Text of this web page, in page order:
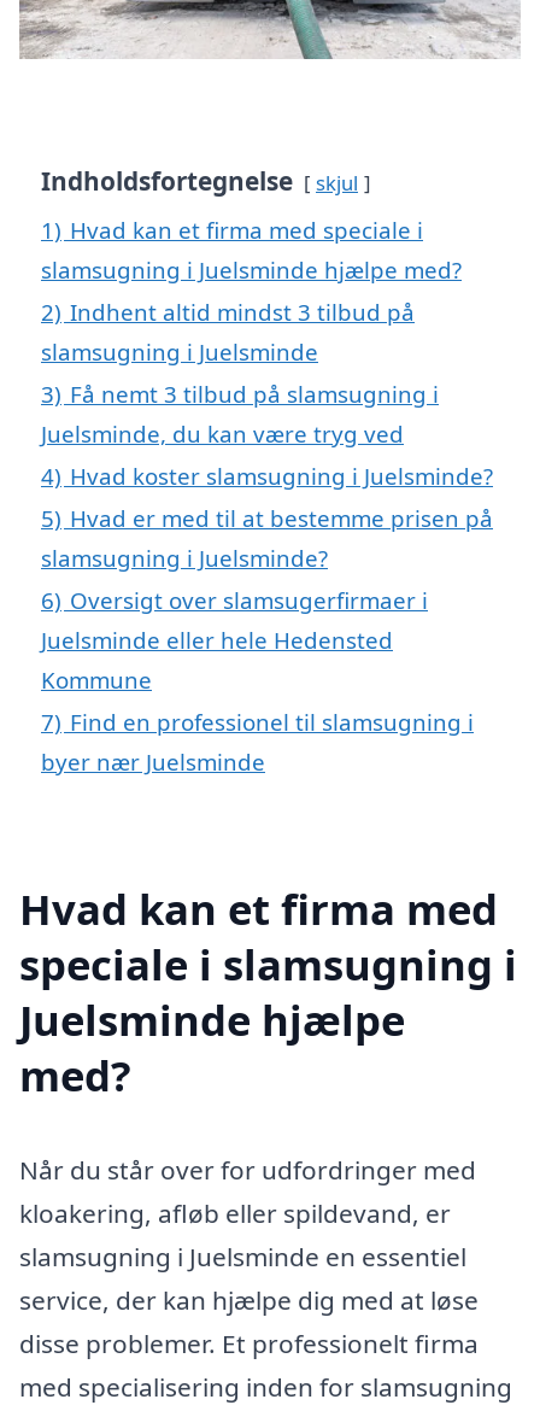
Indholdsfortegnelse skjul
1) Hvad kan et firma med speciale i
slamsugning i Juelsminde hjælpe med?
2) Indhent altid mindst 3 tilbud på
slamsugning i Juelsminde
3) Få nemt 3 tilbud på slamsugning i
Juelsminde, du kan være tryg ved
4) Hvad koster slamsugning i Juelsminde?
5) Hvad er med til at bestemme prisen på
slamsugning i Juelsminde?
6) Oversigt over slamsugerfirmaer i
Juelsminde eller hele Hedensted
Kommune
7) Find en professionel til slamsugning i
byer nær Juelsminde
Hvad kan et firma med
speciale i slamsugning i
Juelsminde hjælpe
med?
Når du står over for udfordringer med
kloakering, afløb eller spildevand, er
slamsugning i Juelsminde en essentiel
service, der kan hjælpe dig med at løse
disse problemer. Et professionelt firma
med specialisering inden for slamsugning